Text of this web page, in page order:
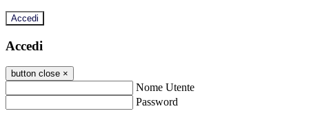
Accedi
Accedi
button close ×
Nome Utente
Password